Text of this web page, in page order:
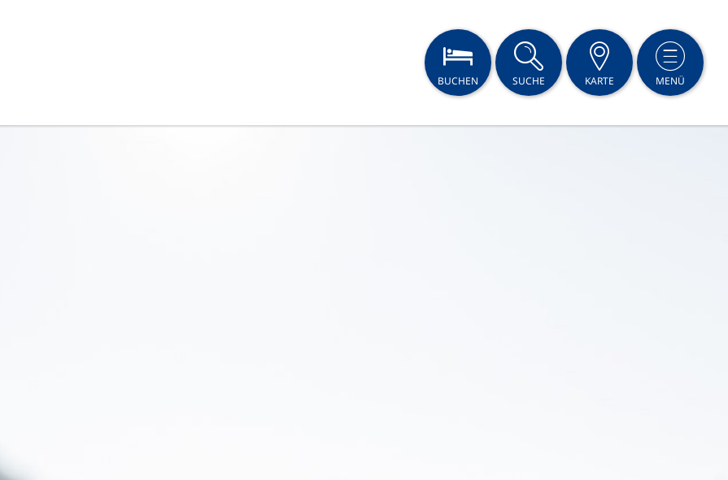
BUCHEN SUCHE KARTE MENÜ